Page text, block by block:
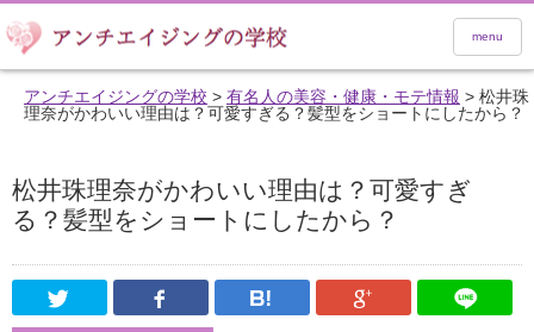
menu
アンチエイジングの学校 > 有名人の美容・健康・モテ情報 > 松井珠
理奈がかわいい理由は？可愛すぎる？髪型をショートにしたから？
松井珠理奈がかわいい理由は？可愛すぎ
る？髪型をショートにしたから？
Twitter Facebook はてなブックマーク
Google